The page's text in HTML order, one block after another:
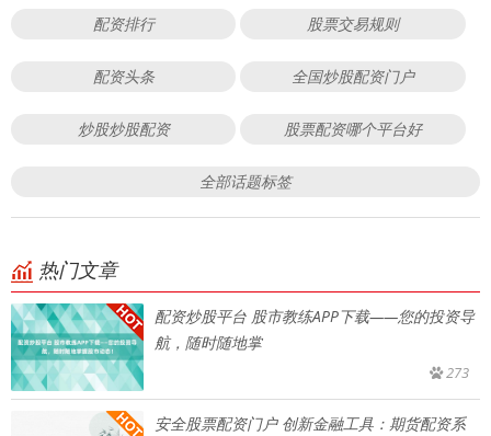
配资排行 股票交易规则
配资头条 全国炒股配资门户
炒股炒股配资 股票配资哪个平台好
全部话题标签
热门文章
配资炒股平台 股市教练APP下载——您的投资导
航，随时随地掌
273
安全股票配资门户 创新金融工具：期货配资系